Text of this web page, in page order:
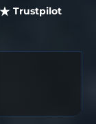
Trustpilot